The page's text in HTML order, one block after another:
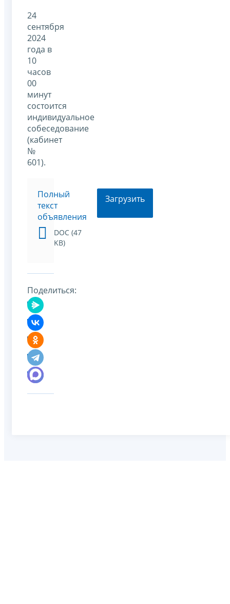
24
сентября
2024
года в
10
часов
00
минут
состоится
индивидуальное
собеседование
(кабинет
№
601).
Полный
текст
объявления
DOC (47
KB)
Загрузить
Поделиться: